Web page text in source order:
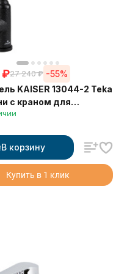
₽27 240 ₽ -55%
KAISER 13044-2 Teka
с краном для
воды, черный мрамор
В корзину
Купить в 1 клик